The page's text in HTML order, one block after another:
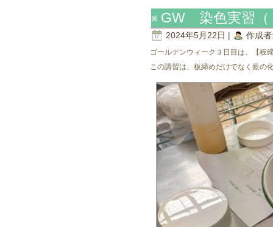
GW 染色実習
2024年5月22日 | 作成
ゴールデンウィーク３日目は、【板
この講習は、板締めだけでなく藍の